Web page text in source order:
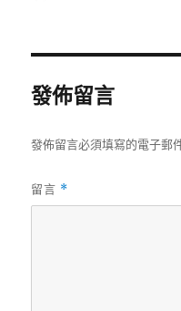
發佈留言
發佈留言必須填寫的電子郵
留言 *